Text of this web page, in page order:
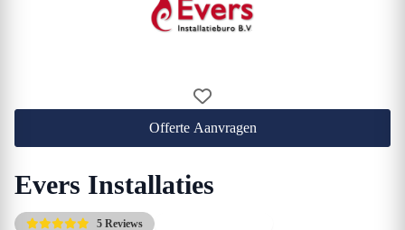
Offerte Aanvragen
Evers Installaties
5 Reviews